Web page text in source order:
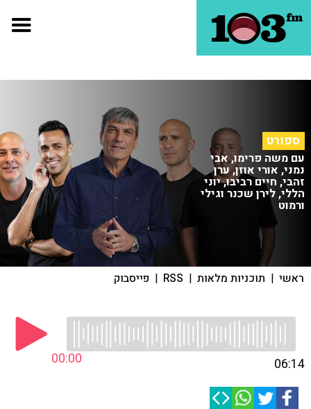
ספורט
עם משה פרימו, אבי
נמני, אורי אוזן, ערן
זהבי, חיים רביבו, יוני
הללי, לירן שכנר וגילי
ורמוט
ראשי | תוכניות מלאות |
RSS
| פייסבוק
00:00 06:14